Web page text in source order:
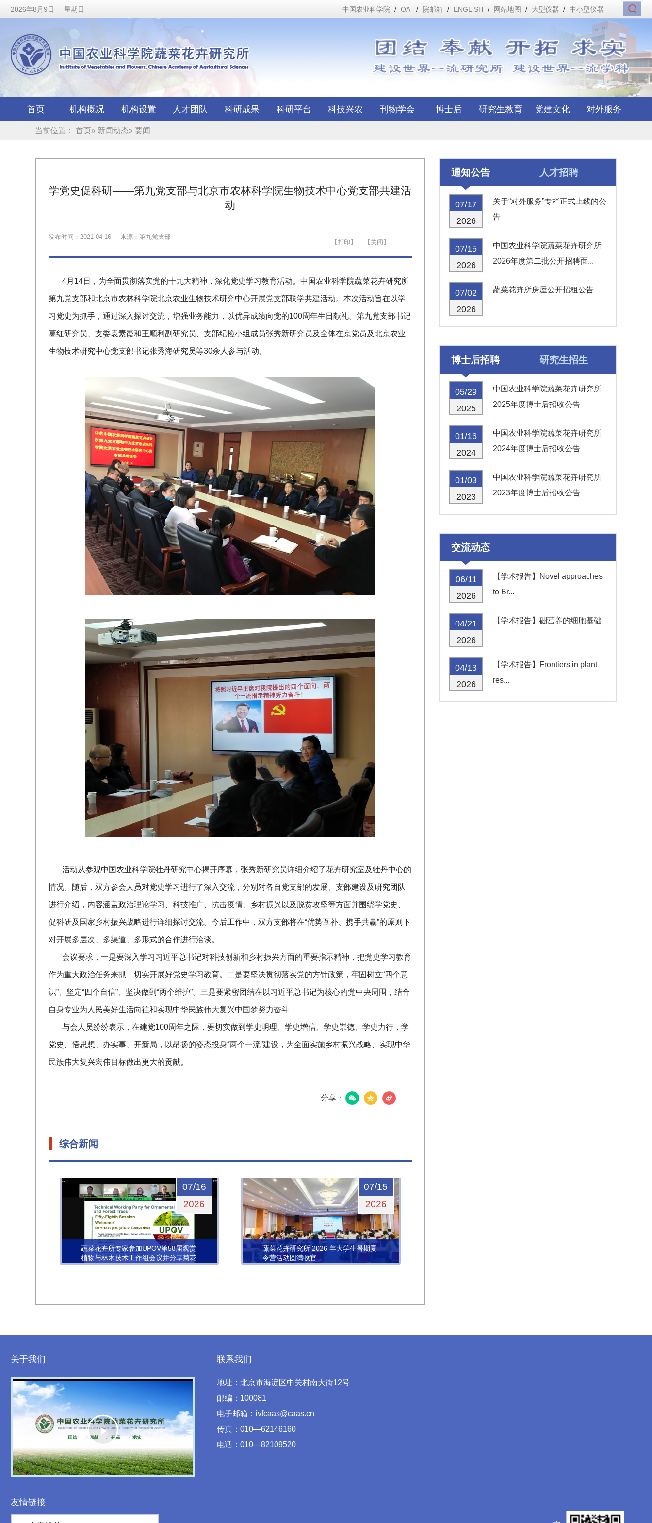
2026年8月9日 星期日 中国农业科学院 / OA / 院邮箱 / ENGLISH / 网站地图 / 大型仪器 / 中小型仪器
首页 机构概况 机构设置 人才团队 科研成果 科研平台 科技兴农 刊物学会 博士后 研究生教育 党建文化 对外服务
当前位置： 首页» 新闻动态» 要闻
学党史促科研——第九党支部与北京市农林科学院生物技术中心党支部共建活
动
发布时间：2021-04-16 来源：第九党支部
4月14日，为全面贯彻落实党的十九大精神，深化党史学习教育活动。中国农业科学院蔬菜花卉研究所
第九党支部和北京市农林科学院北京农业生物技术研究中心开展党支部联学共建活动。本次活动旨在以学
习党史为抓手，通过深入探讨交流，增强业务能力，以优异成绩向党的100周年生日献礼。第九党支部书记
葛红研究员、支委袁素霞和王顺利副研究员、支部纪检小组成员张秀新研究员及全体在京党员及北京农业
生物技术研究中心党支部书记张秀海研究员等30余人参与活动。
活动从参观中国农业科学院牡丹研究中心揭开序幕，张秀新研究员详细介绍了花卉研究室及牡丹中心的
情况。随后，双方参会人员对党史学习进行了深入交流，分别对各自党支部的发展、支部建设及研究团队
进行介绍，内容涵盖政治理论学习、科技推广、抗击疫情、乡村振兴以及脱贫攻坚等方面并围绕学党史、
促科研及国家乡村振兴战略进行详细探讨交流。今后工作中，双方支部将在“优势互补、携手共赢”的原则下
对开展多层次、多渠道、多形式的合作进行洽谈。
会议要求，一是要深入学习习近平总书记对科技创新和乡村振兴方面的重要指示精神，把党史学习教育
作为重大政治任务来抓，切实开展好党史学习教育。二是要坚决贯彻落实党的方针政策，牢固树立“四个意
识”、坚定“四个自信”、坚决做到“两个维护”。三是要紧密团结在以习近平总书记为核心的党中央周围，结合
自身专业为人民美好生活向往和实现中华民族伟大复兴中国梦努力奋斗！
与会人员纷纷表示，在建党100周年之际，要切实做到学史明理、学史增信、学史崇德、学史力行，学
党史、悟思想、办实事、开新局，以昂扬的姿态投身“两个一流”建设，为全面实施乡村振兴战略、实现中华
民族伟大复兴宏伟目标做出更大的贡献。
分享：
综合新闻
07/16
2026
蔬菜花卉所专家参加UPOV第58届观赏
植物与林木技术工作组会议并分享菊花
图像分析技术的应用进展
07/15
2026
蔬菜花卉研究所 2026 年大学生暑期夏
令营活动圆满收官
通知公告 人才招聘
07/17
2026
关于“对外服务”专栏正式上线的公
告
07/15
2026
中国农业科学院蔬菜花卉研究所
2026年度第二批公开招聘面...
07/02
2026
蔬菜花卉所房屋公开招租公告
博士后招聘 研究生招生
05/29
2025
中国农业科学院蔬菜花卉研究所
2025年度博士后招收公告
01/16
2024
中国农业科学院蔬菜花卉研究所
2024年度博士后招收公告
01/03
2023
中国农业科学院蔬菜花卉研究所
2023年度博士后招收公告
交流动态
06/11
2026
【学术报告】Novel approaches
to Br...
04/21
2026
【学术报告】硼营养的细胞基础
04/13
2026
【学术报告】Frontiers in plant
res...
关于我们
Play
Video
联系我们
地址：北京市海淀区中关村南大街12号
邮编：100081
电子邮箱：ivfcaas@caas.cn
传真：010—62146160
电话：010—82109520
友情链接